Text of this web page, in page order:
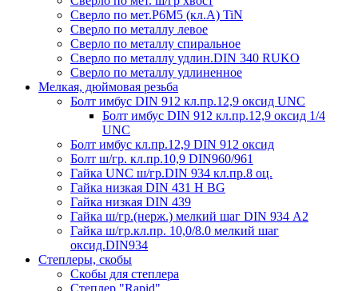
Сверло по мет.Р6М5 (кл.А) TiN
Сверло по металлу левое
Сверло по металлу спиральное
Сверло по металлу удлин.DIN 340 RUKO
Сверло по металлу удлиненное
Мелкая, дюймовая резьба
Болт имбус DIN 912 кл.пр.12,9 оксид UNC
Болт имбус DIN 912 кл.пр.12,9 оксид 1/4
UNC
Болт имбус кл.пр.12,9 DIN 912 оксид
Болт ш/гр. кл.пр.10,9 DIN960/961
Гайка UNC ш/гр.DIN 934 кл.пр.8 оц.
Гайка низкая DIN 431 H BG
Гайка низкая DIN 439
Гайка ш/гр.(нерж.) мелкий шаг DIN 934 А2
Гайка ш/гр.кл.пр. 10,0/8.0 мелкий шаг
оксид.DIN934
Степлеры, скобы
Скобы для степлера
Степлер "Rapid"